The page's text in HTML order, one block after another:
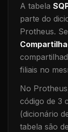
A tabela
parte do
Protheus.
filiais no
No
código de 3
(dicionário
tabela são